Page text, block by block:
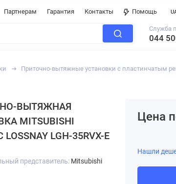
Партнерам Гарантия Контакты Помощь
Служба
044
Приточно-вытяжные установки с пластинчатым
ВЫТЯЖНАЯ
MITSUBISHI
LOSSNAY LGH-35RVX-E
представитель: Mitsubishi
Цена
Нашли